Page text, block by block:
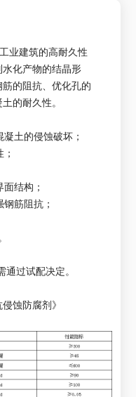
业建筑的高耐久性
化产物的结晶形
的阻抗、优化孔的
的耐久性。
土的侵蚀破坏；
结构；
筋阻抗；
通过试配决定。
侵蚀防腐剂》